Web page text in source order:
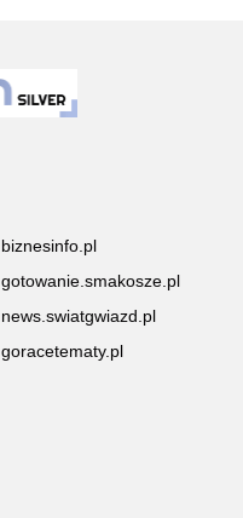
biznesinfo.pl
gotowanie.smakosze.pl
news.swiatgwiazd.pl
goracetematy.pl